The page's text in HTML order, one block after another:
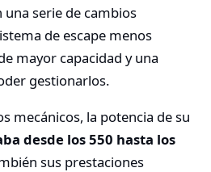
serie de cambios
de escape menos
mayor capacidad y una
gestionarlos.
mecánicos, la potencia de su
desde los 550 hasta los
sus prestaciones